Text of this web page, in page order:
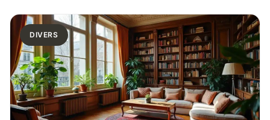
DIVERS